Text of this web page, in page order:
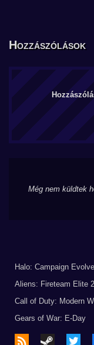
Hozzászólások
Még nem küldtek
Halo: Campaign
Aliens: Fireteam Elite 2
Call of Duty: Modern
Gears of War: E-Day